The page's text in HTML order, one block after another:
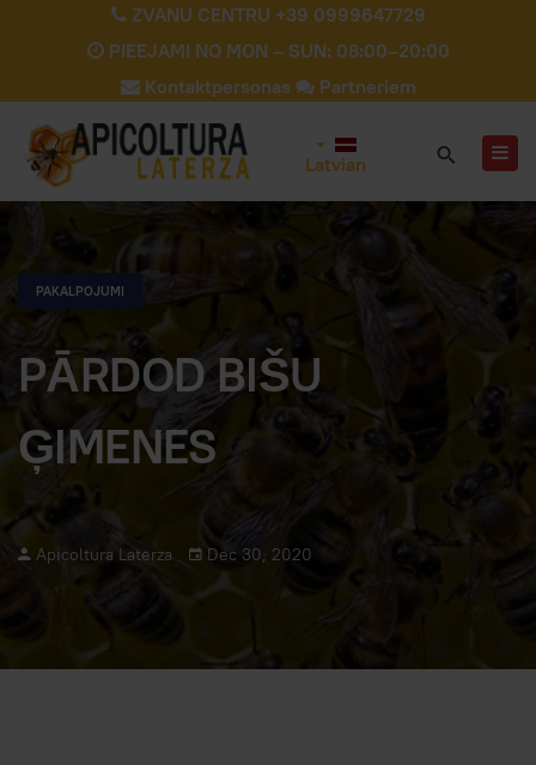
ZVANU CENTRU +39 0999647729
PIEEJAMI NO MON – SUN: 08:00–20:00
Kontaktpersonas
Partneriem
Latvian
PAKALPOJUMI
PĀRDOD BIŠU
ĢIMENES
Apicoltura Laterza Dec 30, 2020